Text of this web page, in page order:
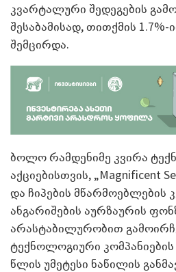
კვარტალური შედეგების
შესაბამისად, თითქმის
შემცირდა.
ბოლო რამდენიმე კვირა
აქციებისთვის, „Magnificent
და ჩიპების მწარმოებლების
ანგარიშების აურზაურის
არასტაბილურობით
ტექნოლოგიური
წლის უმეტესი ნაწილის